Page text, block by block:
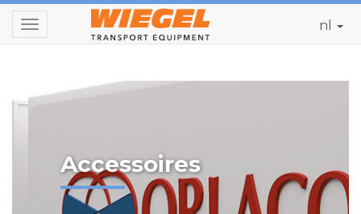
nl
Toggle
navigation
Accessoires